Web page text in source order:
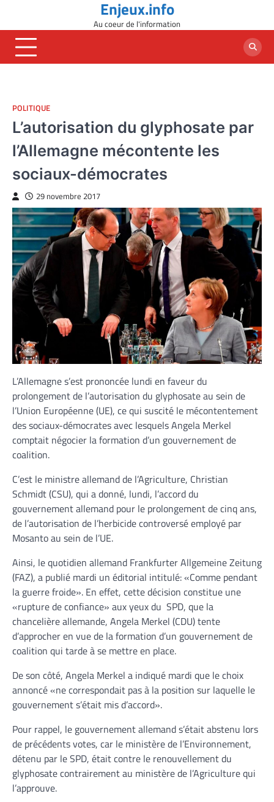
content
Enjeux.info
Au coeur de l'information
POLITIQUE
L’autorisation du glyphosate par
l’Allemagne mécontente les
sociaux-démocrates
29 novembre 2017
L’Allemagne s’est prononcée lundi en faveur du
prolongement de l’autorisation du glyphosate au sein de
l’Union Européenne (UE), ce qui suscité le mécontentement
des sociaux-démocrates avec lesquels Angela Merkel
comptait négocier la formation d’un gouvernement de
coalition.
C’est le ministre allemand de l’Agriculture, Christian
Schmidt (CSU), qui a donné, lundi, l’accord du
gouvernement allemand pour le prolongement de cinq ans,
de l’autorisation de l’herbicide controversé employé par
Mosanto au sein de l’UE.
Ainsi, le quotidien allemand Frankfurter Allgemeine Zeitung
(FAZ), a publié mardi un éditorial intitulé: «Comme pendant
la guerre froide». En effet, cette décision constitue une
«rupture de confiance» aux yeux du SPD, que la
chancelière allemande, Angela Merkel (CDU) tente
d’approcher en vue de la formation d’un gouvernement de
coalition qui tarde à se mettre en place.
De son côté, Angela Merkel a indiqué mardi que le choix
annoncé «ne correspondait pas à la position sur laquelle le
gouvernement s’était mis d’accord».
Pour rappel, le gouvernement allemand s’était abstenu lors
de précédents votes, car le ministère de l’Environnement,
détenu par le SPD, était contre le renouvellement du
glyphosate contrairement au ministère de l’Agriculture qui
l’approuve.